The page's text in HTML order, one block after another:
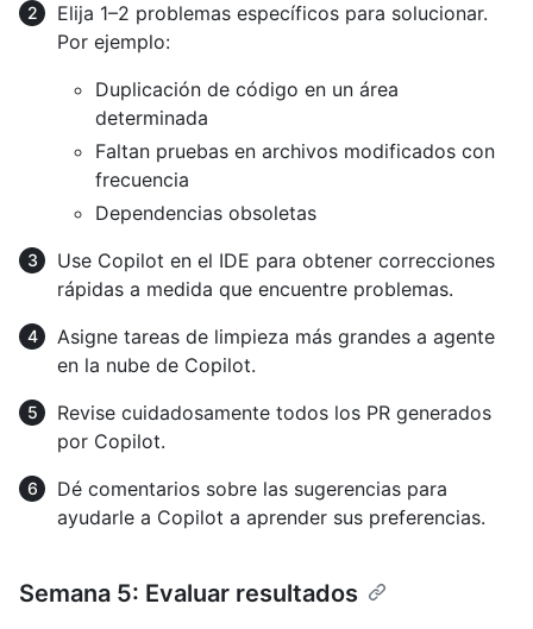
Elija 1–2 problemas específicos para solucionar.
Por ejemplo:
Duplicación de código en un área
determinada
Faltan pruebas en archivos modificados con
frecuencia
Dependencias obsoletas
Use Copilot en el IDE para obtener correcciones
rápidas a medida que encuentre problemas.
Asigne tareas de limpieza más grandes a agente
en la nube de Copilot.
Revise cuidadosamente todos los PR generados
por Copilot.
Dé comentarios sobre las sugerencias para
ayudarle a Copilot a aprender sus preferencias.
Semana 5: Evaluar resultados